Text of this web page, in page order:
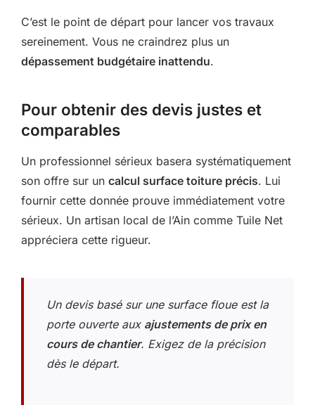
C’est le point de départ pour lancer vos travaux
sereinement. Vous ne craindrez plus un
dépassement budgétaire inattendu.
Pour obtenir des devis justes et
comparables
Un professionnel sérieux basera systématiquement
son offre sur un calcul surface toiture précis. Lui
fournir cette donnée prouve immédiatement votre
sérieux. Un artisan local de l’Ain comme Tuile Net
appréciera cette rigueur.
Un devis basé sur une surface floue est la
porte ouverte aux ajustements de prix en
cours de chantier. Exigez de la précision
dès le départ.